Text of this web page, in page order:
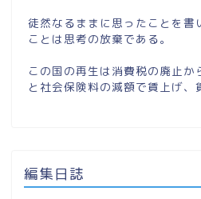
徒然なるままに思ったことを書
ことは思考の放棄である。
この国の再生は消費税の廃止か
と社会保険料の減額で賃上げ、
編集日誌